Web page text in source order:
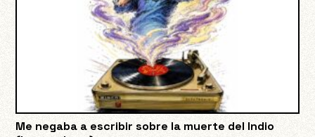
Me negaba a escribir sobre la muerte del Indio